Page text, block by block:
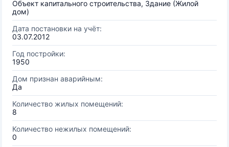
Объект капитального строительства, Здание (Жилой
дом)
Дата постановки на учёт:
03.07.2012
Год постройки:
1950
Дом признан аварийным:
Да
Количество жилых помещений:
8
Количество нежилых помещений:
0